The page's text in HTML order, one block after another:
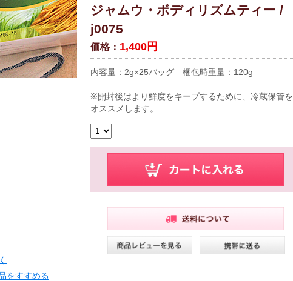
ジャムウ・ボディリズムティー /
j0075
価格： 1,400円
内容量：2g×25バッグ 梱包時重量：120g
※開封後はより鮮度をキープするために、冷蔵保管を
オススメします。
をすすめる